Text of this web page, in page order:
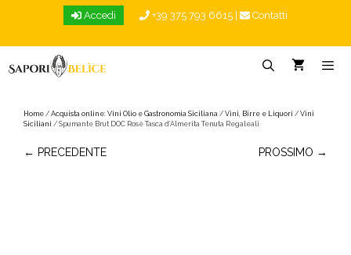
Accedi +39 375 793 6615 Contatti
Home / Acquista online: Vini Olio e Gastronomia Siciliana / Vini, Birre e Liquori / Vini
Siciliani / Spumante Brut DOC Rosè Tasca d’Almerita Tenuta Regaleali
← PRECEDENTE PROSSIMO →